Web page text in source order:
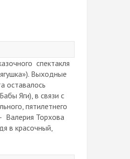
спектакля
Выходные
оставалось
Яги), в связи с
пятилетнего
Валерия Торхова
в красочный,